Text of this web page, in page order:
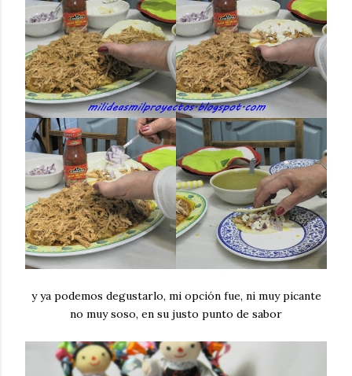
y ya podemos degustarlo, mi opción fue, ni muy picante
no muy soso, en su justo punto de sabor